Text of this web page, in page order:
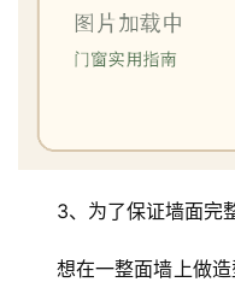
3、为了保证墙面完
想在一整面墙上做